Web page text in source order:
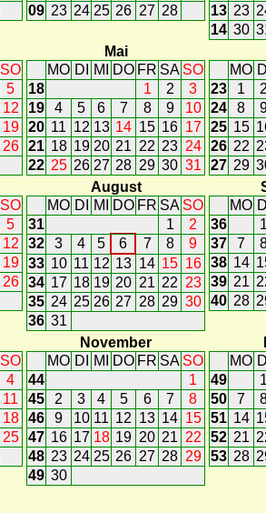
09 23 24 25 26 27 28
13 23
14 30
SO
5
12
19
26
Mai
MO DI MI DO FR SA SO
18
1 2
3
19
4 5 6 7 8 9
10
20 11 12 13 14 15 16 17
21 18 19 20 21 22 23 24
22 25 26 27 28 29 30 31
MO DI
23
1 2
24
8
25 15
26 22
27 29
SO
5
12
19
26
August
MO DI MI DO FR SA SO
31
1
2
32
3 4 5 6 7 8
9
33 10 11 12 13 14 15 16
34 17 18 19 20 21 22 23
35 24 25 26 27 28 29 30
36 31
MO DI
36
1
37
7
38 14
39 21
40 28
SO
4
11
18
25
November
MO DI MI DO FR SA SO
44
1
45
2 3 4 5 6 7
8
46
9 10 11 12 13 14 15
47 16 17 18 19 20 21 22
48 23 24 25 26 27 28 29
49 30
MO DI
49
1
50
7
51 14
52 21
53 28